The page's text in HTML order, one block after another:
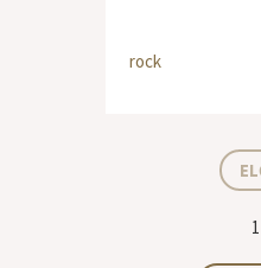
rock
1